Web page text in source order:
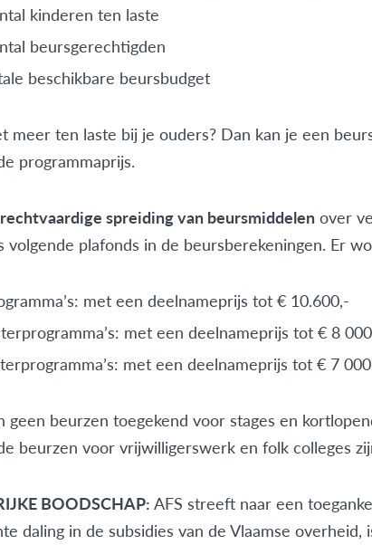
kinderen ten laste
beursgerechtigden
beschikbare beursbudget
meer ten laste bij je ouders? Dan kan je een
programmaprijs.
spreiding van beursmiddelenover
volgende plafonds in de beursberekeningen. Er
met een deelnameprijs tot € 10.600,-
met een deelnameprijs tot € 8
met een deelnameprijs tot € 7
geen beurzen toegekend voor stages en
beurzen voor vrijwilligerswerk en folk colleges
BOODSCHAP: AFS streeft naar een
daling in de subsidies van de Vlaamse